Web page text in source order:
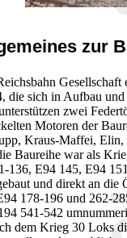
zur
die sich in Aufbau
zwei
Motoren der
Kraus-Maffei,
Baureihe war als
136, E94 145, E94
und direkt an die
178-196 und 262-
541-542
dem Krieg 30 Loks